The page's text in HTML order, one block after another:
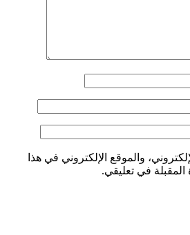
والموقع الإلكتروني في هذا
المقبلة في تعليقي.